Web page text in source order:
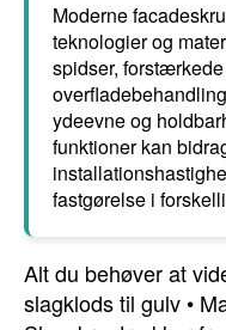
Moderne
teknologier og
spidser,
ydeevne og
funktioner kan
fastgørelse i
Alt du behøver at
slagklods til gulv •